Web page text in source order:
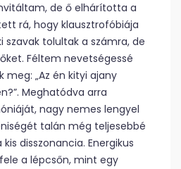
de ő elhárította a
rá, hogy klausztrofóbiája
szavak tolultak a számra, de
Féltem nevetségessé
meg: „Az én kityi ajany
Meghatódva arra
nagy nemes lengyel
talán még teljesebbé
disszonancia. Energikus
a lépcsőn, mint egy